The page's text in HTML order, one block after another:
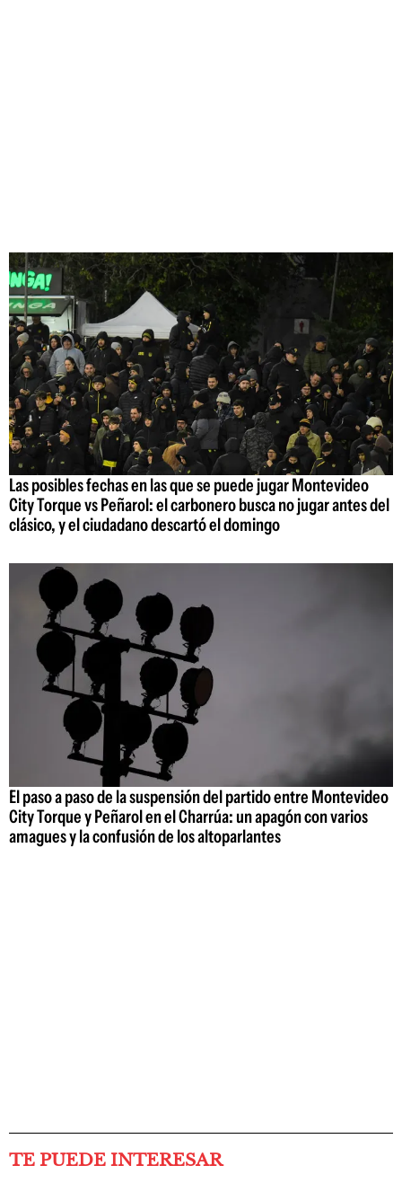
Las posibles fechas en las que se puede jugar Montevideo
City Torque vs Peñarol: el carbonero busca no jugar antes del
clásico, y el ciudadano descartó el domingo
El paso a paso de la suspensión del partido entre Montevideo
City Torque y Peñarol en el Charrúa: un apagón con varios
amagues y la confusión de los altoparlantes
TE PUEDE INTERESAR